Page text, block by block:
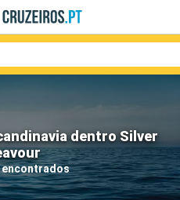
dentro Silver